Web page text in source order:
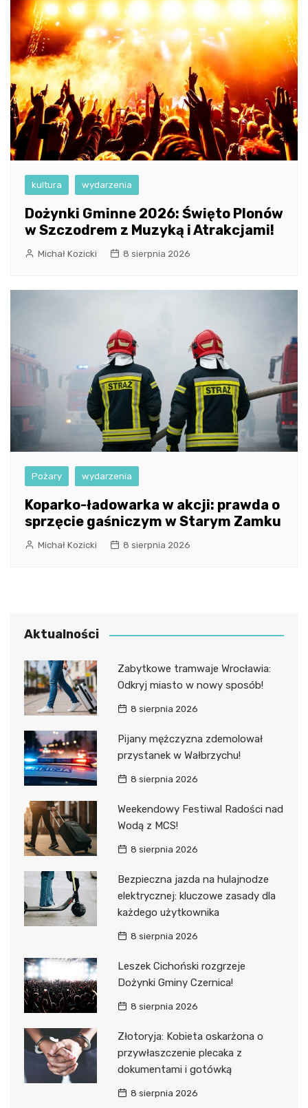
kultura wydarzenia
Dożynki Gminne 2026: Święto Plonów
w Szczodrem z Muzyką i Atrakcjami!
Michał Kozicki 8 sierpnia 2026
Pożary wydarzenia
Koparko-ładowarka w akcji: prawda o
sprzęcie gaśniczym w Starym Zamku
Michał Kozicki 8 sierpnia 2026
Aktualności
Zabytkowe tramwaje Wrocławia:
Odkryj miasto w nowy sposób!
8 sierpnia 2026
Pijany mężczyzna zdemolował
przystanek w Wałbrzychu!
8 sierpnia 2026
Weekendowy Festiwal Radości nad
Wodą z MCS!
8 sierpnia 2026
Bezpieczna jazda na hulajnodze
elektrycznej: kluczowe zasady dla
każdego użytkownika
8 sierpnia 2026
Leszek Cichoński rozgrzeje
Dożynki Gminy Czernica!
8 sierpnia 2026
Złotoryja: Kobieta oskarżona o
przywłaszczenie plecaka z
dokumentami i gotówką
8 sierpnia 2026